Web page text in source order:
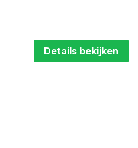
Details bekijken